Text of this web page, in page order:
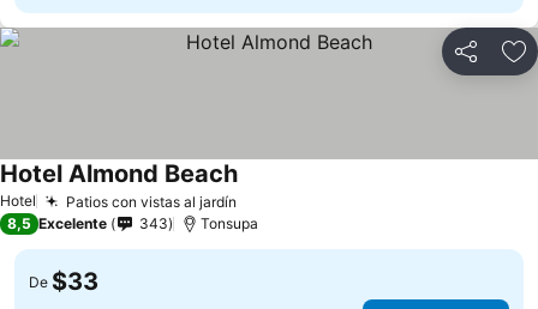
Compartir
Hotel Patios con vistas al jardín
Hotel Almond Beach
8,5 Excelente 343 Tonsupa
De $33